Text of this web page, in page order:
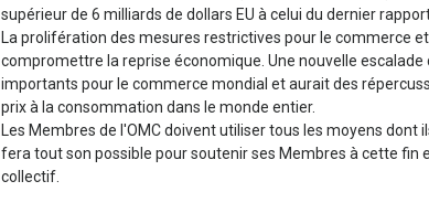
supérieur de 6 milliards de dollars EU à celui du dernier
La prolifération des mesures restrictives pour le commerce
compromettre la reprise économique. Une nouvelle
importants pour le commerce mondial et aurait des
prix à la consommation dans le monde entier.
Les Membres de l'OMC doivent utiliser tous les moyens dont
fera tout son possible pour soutenir ses Membres à cette fin
collectif.